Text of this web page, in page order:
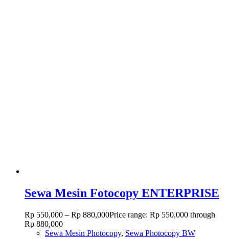
Sewa Mesin Fotocopy ENTERPRISE
Rp 550,000 – Rp 880,000Price range: Rp 550,000 through
Rp 880,000
Sewa Mesin Photocopy, Sewa Photocopy BW